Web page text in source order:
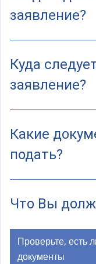
заявление?
Куда
заявление?
Какие
подать?
Что Вы
Проверьте, есть
документы